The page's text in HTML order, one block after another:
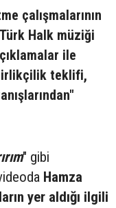
çalışmalarının
Halk müziği
ile
teklifi,
" gibi
Hamza
yer aldığı ilgili